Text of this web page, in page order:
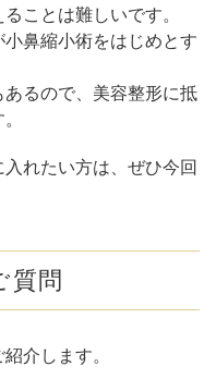
ことは難しいです。
鼻縮小術をはじめとす
るので、美容整形に抵
れたい方は、ぜひ今回
質問
介します。